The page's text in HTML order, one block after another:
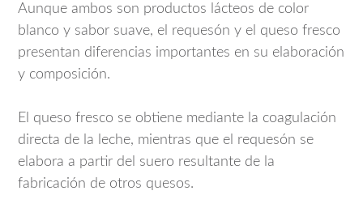
Aunque ambos son productos lácteos de color
blanco y sabor suave, el requesón y el queso fresco
presentan diferencias importantes en su elaboración
y composición.
El queso fresco se obtiene mediante la coagulación
directa de la leche, mientras que el requesón se
elabora a partir del suero resultante de la
fabricación de otros quesos.